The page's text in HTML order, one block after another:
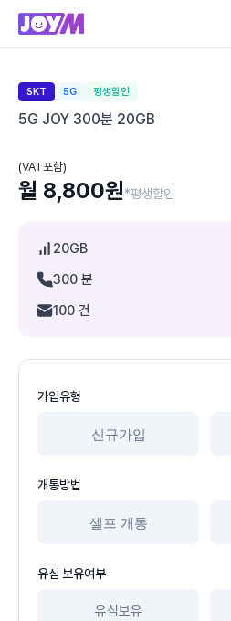
SKT 5G 평생할인
5G JOY 300분 20GB
(VAT포함)
월 8,800원*평생할인
20GB
300 분
100 건
가입유형
신규가입
개통방법
셀프 개통
유심 보유여부
유심보유